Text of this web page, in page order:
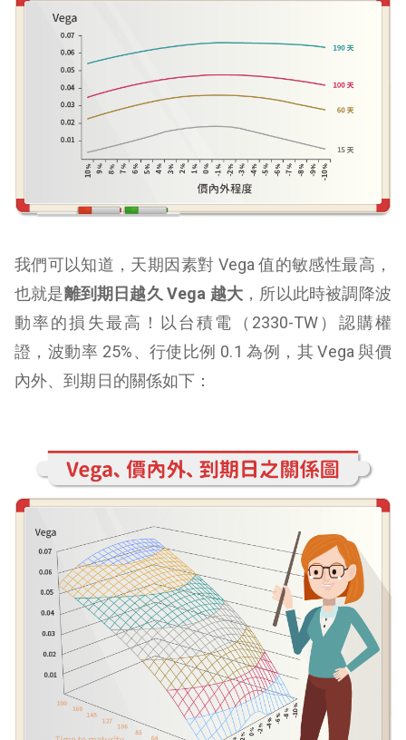
我們可以知道，天期因素對 Vega 值的敏感性最高，
也就是離到期日越久Vega 越大 ，所以此時被調降波
動率的損失最高！以台積電（2330-TW）認購權
證，波動率 25%、行使比例 0.1 為例，其 Vega 與價
內外、到期日的關係如下：